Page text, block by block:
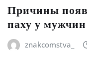
Причины
паху у мужчин
znakcomstva_